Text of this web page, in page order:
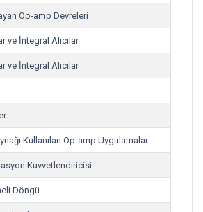
Op-amp Devreleri
ve İntegral Alıcılar
ve İntegral Alıcılar
Kullanılan Op-amp Uygulamalar
Kuvvetlendiricisi
Döngü